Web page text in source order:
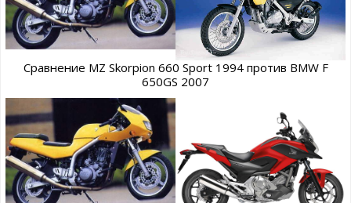
Сравнение MZ Skorpion 660 Sport 1994 против BMW F
650GS 2007